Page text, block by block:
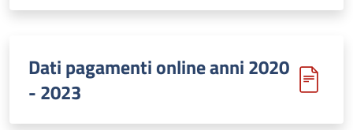
Dati pagamenti online anni 2020
- 2023